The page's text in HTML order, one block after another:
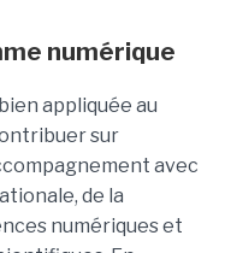
numérique
appliquée au
sur
avec
de la
numériques et